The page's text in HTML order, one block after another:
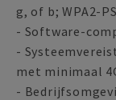
g, of b; WPA2-
- Software-
-
met minimaal
-